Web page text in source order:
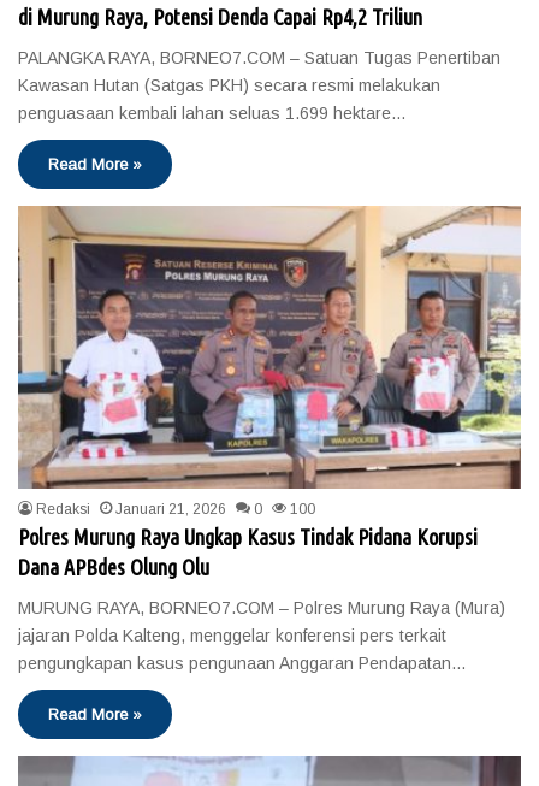
di Murung Raya, Potensi Denda Capai Rp4,2 Triliun
PALANGKA RAYA, BORNEO7.COM – Satuan Tugas Penertiban
Kawasan Hutan (Satgas PKH) secara resmi melakukan
penguasaan kembali lahan seluas 1.699 hektare…
Read More »
Redaksi Januari 21, 2026 0 100
Polres Murung Raya Ungkap Kasus Tindak Pidana Korupsi
Dana APBdes Olung Olu
MURUNG RAYA, BORNEO7.COM – Polres Murung Raya (Mura)
jajaran Polda Kalteng, menggelar konferensi pers terkait
pengungkapan kasus pengunaan Anggaran Pendapatan…
Read More »